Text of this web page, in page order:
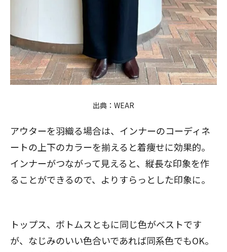
出典： WEAR
アウターを羽織る場合は、インナーのコーディネ
ートの上下のカラーを揃えると着痩せに効果的。
インナーがつながって見えると、縦長な印象を作
ることができるので、よりすらっとした印象に。
トップス、ボトムスともに同じ色がベストです
が、なじみのいい色合いであれば同系色でもOK。